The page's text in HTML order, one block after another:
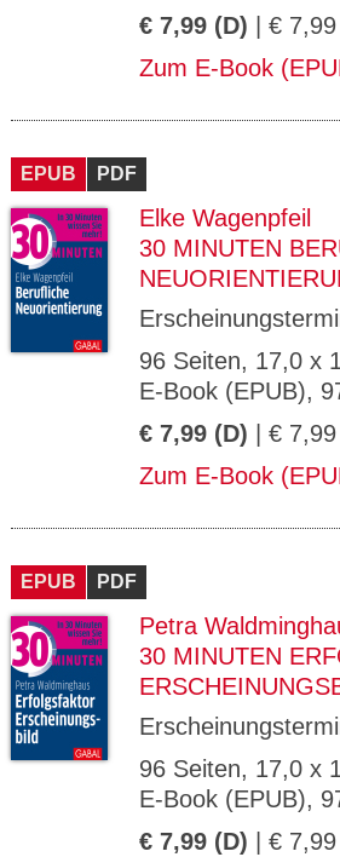
€ 7,99 (D) | €
Zum E-Book
EPUB PDF
Elke Wagenpfeil
30 MINUTEN
96 Seiten, 17,0 x
E-Book (EPUB),
€ 7,99 (D) | €
Zum E-Book
EPUB PDF
Petra
30 MINUTEN
96 Seiten, 17,0 x
E-Book (EPUB),
€ 7,99 (D) | €